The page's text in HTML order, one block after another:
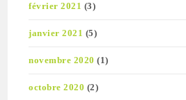
février 2021 (3)
janvier 2021 (5)
novembre 2020 (1)
octobre 2020 (2)